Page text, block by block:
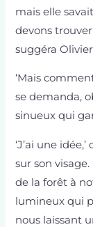
mais elle
devons trouver
suggéra
‘Mais
se demanda,
sinueux qui
‘J’ai une
sur son
de la forêt à
lumineux qui
nous laissant